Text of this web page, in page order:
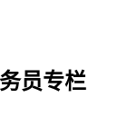
员专栏